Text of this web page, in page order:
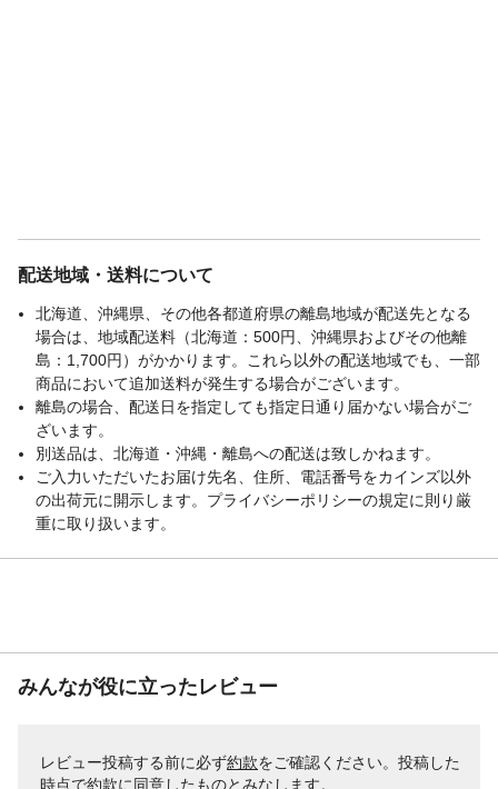
配送地域・送料について
北海道、沖縄県、その他各都道府県の離島地域が配送先となる
場合は、地域配送料（北海道：500円、沖縄県およびその他離
島：1,700円）がかかります。これら以外の配送地域でも、一部
商品において追加送料が発生する場合がございます。
離島の場合、配送日を指定しても指定日通り届かない場合がご
ざいます。
別送品は、北海道・沖縄・離島への配送は致しかねます。
ご入力いただいたお届け先名、住所、電話番号をカインズ以外
の出荷元に開示します。プライバシーポリシーの規定に則り厳
重に取り扱います。
みんなが役に立ったレビュー
レビュー投稿する前に必ず約款をご確認ください。投稿した
時点で約款に同意したものとみなします。